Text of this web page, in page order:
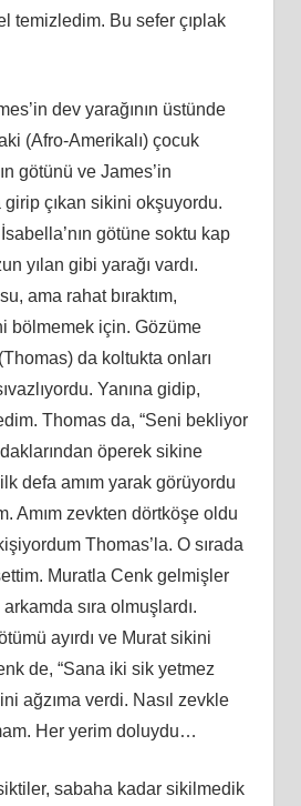
temizledim. Bu sefer çıplak
dev yarağının üstünde
(Afro-Amerikalı) çocuk
götünü ve James’in
girip çıkan sikini okşuyordu.
götüne soktu kap
yılan gibi yarağı vardı.
ama rahat bıraktım,
bölmemek için. Gözüme
da koltukta onları
Yanına gidip,
Thomas da, “Seni bekliyor
öperek sikine
defa amım yarak görüyordu
Amım zevkten dörtköşe oldu
Thomas’la. O sırada
Muratla Cenk gelmişler
sıra olmuşlardı.
ayırdı ve Murat sikini
de, “Sana iki sik yetmez
ağzıma verdi. Nasıl zevkle
Her yerim doluydu…
sabaha kadar sikilmedik